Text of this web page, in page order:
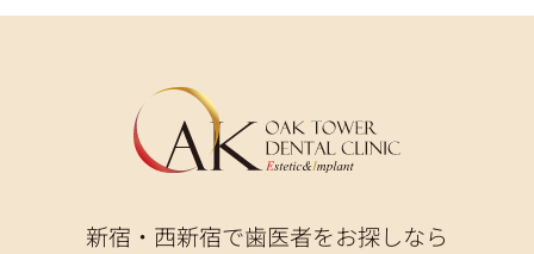
新宿・西新宿で歯医者をお探しなら